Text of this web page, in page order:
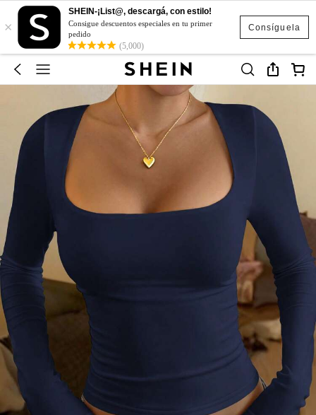
Consíguela
×
SHEIN-¡List@, descargá, con estilo!
Consigue descuentos especiales en tu primer
pedido
(5,000)